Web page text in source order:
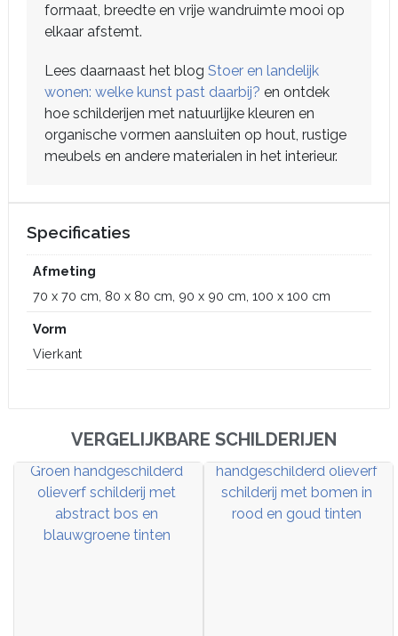
formaat, breedte en vrije wandruimte mooi op
elkaar afstemt.
Lees daarnaast het blog Stoer en landelijk
wonen: welke kunst past daarbij? en ontdek
hoe schilderijen met natuurlijke kleuren en
organische vormen aansluiten op hout, rustige
meubels en andere materialen in het interieur.
Specificaties
Afmeting
70 x 70 cm, 80 x 80 cm, 90 x 90 cm, 100 x 100 cm
Vorm
Vierkant
VERGELIJKBARE SCHILDERIJEN